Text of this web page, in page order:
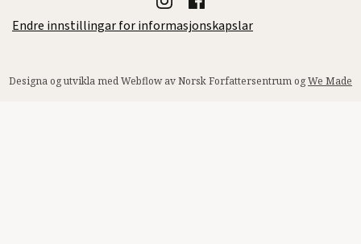
Endre innstillingar for informasjonskapslar
Designa og utvikla med Webflow av Norsk Forfattersentrum ogWe Made